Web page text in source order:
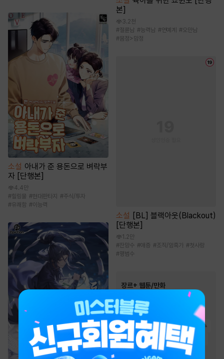
소설 아내가 준 용돈으로 벼락부
자 [단행본]
4.4만
# 힐링물 #현대판타지 #주식/투자
#유쾌함 #이능력
본]
3.2천
#절륜남 #능력남 #연예계 #오만남
#몸정>맘정
소설 [BL] 블랙아웃(Blackout)
[단행본]
1.2만
#잔망수 #애증 #조직/암흑가 #첫사랑
#평범수
장르+ 웹툰/만화
#초능력
# 연애/결혼 #영상화 #복수
#복수물 음식 #이세계물
#역사/시대물